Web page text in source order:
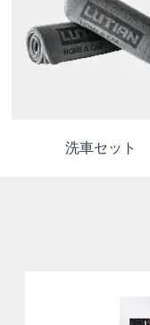
洗車セット